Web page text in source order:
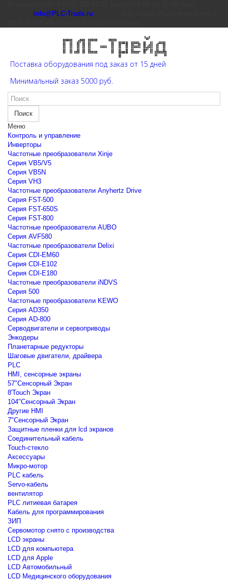
info@PLC-Trade.ru
Поставка оборудования под заказ от 15 дней
Минимальный заказ 5000 руб.
Поиск
Меню
Контроль и управление
Инверторы
Частотные преобразователи Xinje
Cерия VB5/V5
Cерия VB5N
Cерия VH3
Частотные преобразователи Anyhertz Drive
Серия FST-500
Серия FST-650S
Серия FST-800
Частотные преобразователи AUBO
Серия AVF580
Частотные преобразователи Delixi
Серия CDI-EM60
Серия CDI-E102
Серия CDI-E180
Частотные преобразователи iNDVS
Серия 500
Частотные преобразователи KEWO
Серия AD350
Серия AD-800
Серводвигатели и сервоприводы
Энкодеры
Планетарные редукторы
Шаговые двигатели, драйвера
PLC
HMI, сенсорные экраны
57"Сенсорный Экран
8'Touch Экран
104"Сенсорный Экран
Другие HMI
7"Сенсорный Экран
Защитные пленки для lcd экранов
Соединительный кабель
Touch-стекло
Аксессуары
Микро-мотор
PLC кабель
Servo-кабель
вентилятор
PLC литиевая батарея
Кабель для программирования
ЗИП
Сервомотор снято с производства
LCD экраны
LCD для компьютера
LCD для Apple
LCD Автомобильный
LCD Медицинского оборудования